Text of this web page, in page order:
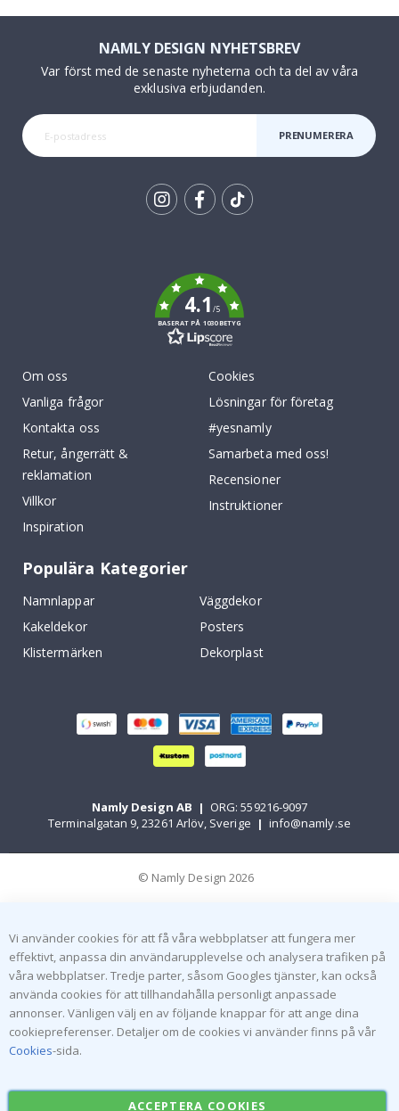
NAMLY DESIGN NYHETSBREV
Var först med de senaste nyheterna och ta del av våra
exklusiva erbjudanden.
PRENUMERERA
4.1/5
BASERAT PÅ 1030 BETYG
Om oss
Vanliga frågor
Kontakta oss
Retur, ångerrätt &
reklamation
Villkor
Inspiration
Cookies
Lösningar för företag
#yesnamly
Samarbeta med oss!
Recensioner
Instruktioner
Populära Kategorier
Namnlappar
Väggdekor
Kakeldekor
Posters
Klistermärken
Dekorplast
Namly Design AB | ORG: 559216-9097
Terminalgatan 9, 23261 Arlöv, Sverige | info@namly.se
© Namly Design 2026
Vi använder cookies för att få våra webbplatser att fungera mer
effektivt, anpassa din användarupplevelse och analysera trafiken på
våra webbplatser. Tredje parter, såsom Googles tjänster, kan också
använda cookies för att tillhandahålla personligt anpassade
annonser. Vänligen välj en av följande knappar för att ange dina
cookiepreferenser. Detaljer om de cookies vi använder finns på vår
Cookies-sida.
ACCEPTERA COOKIES